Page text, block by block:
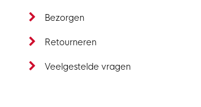
Bezorgen
Retourneren
Veelgestelde vragen